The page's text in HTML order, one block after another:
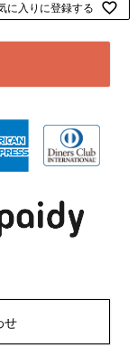
に入りに登録する
せ